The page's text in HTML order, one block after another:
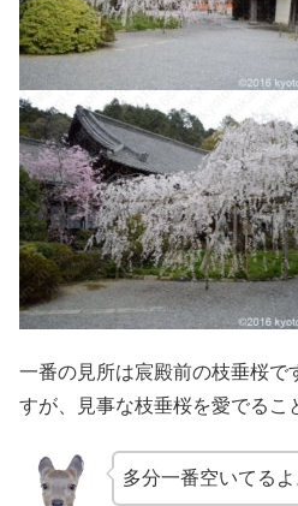
一番の見所は宸殿前の枝垂桜で
すが、見事な枝垂桜を愛でるこ
多分一番空いてるよ